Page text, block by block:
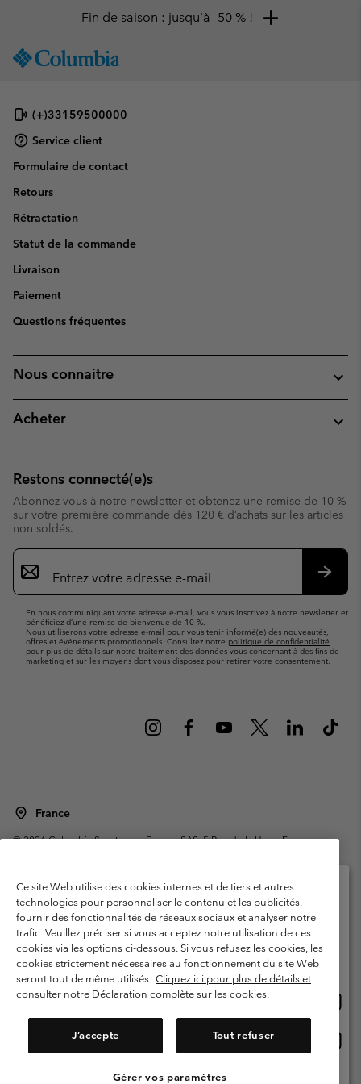
TO
TO
MAIN
TO
SEARCH
Fin de saison : jusqu'à -50 % !
(+)33159500000
Service client
Formulaire de contact
Retours
Rétractation
Statut de la commande
Livraison
Paiement
Questions fréquentes
Nous connaitre
Acheter
Restons connecté(e)s
Abonnez-vous à notre newsletter et obtenez une remise de 10 %
sur votre première commande dès 120 € d’achats sur les articles
non soldés.
Inscription
par
e-
En nous communiquant votre adresse e-mail, vous vous inscrivez à notre newsletter et
bénéficiez d’une remise de bienvenue de 10 %.
Nous utiliserons votre adresse e-mail pour vous tenir informé(e) des nouveautés,
offres et événements promotionnels. Consultez notre politique de confidentialité
pour plus de détails sur notre traitement des données vous concernant à des fins de
marketing et sur les moyens dont vous disposez pour retirer votre consentement.
France
©2026Columbia Sportswear Europe SAS. 5 Rue de la Haye, Espace
Garanties Légales
Politique de confidentialité
Conditions d'utilisation - Membres
Conditions D'utilisation - Contenu généré par l'utilisateur
Impressum
Cookies
Public CBCR
Ce site Web utilise des cookies internes et de tiers et autres
technologies pour personnaliser le contenu et les publicités,
fournir des fonctionnalités de réseaux sociaux et analyser notre
trafic. Veuillez préciser si vous acceptez notre utilisation de ces
cookies via les options ci-dessous. Si vous refusez les cookies, les
cookies strictement nécessaires au fonctionnement du site Web
seront tout de même utilisés. Cliquez ici pour plus de détails et
consulter notre Déclaration complète sur les cookies.
J’accepte Tout refuser
Gérer vos paramètres
Veuillez sélectionner votre pays d’expédition et
votre langue
Achats en ligne disponibles
United States
ligne
France